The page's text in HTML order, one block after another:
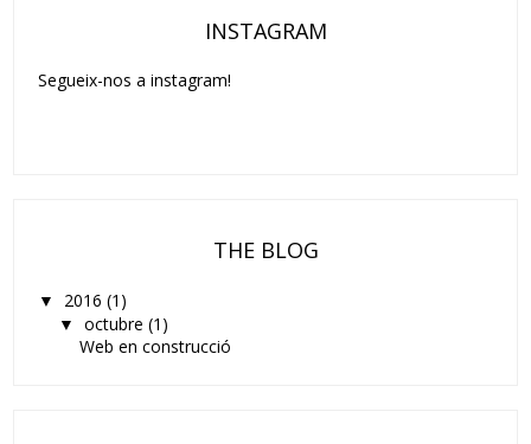
INSTAGRAM
Segueix-nos a instagram!
THE BLOG
▼ 2016(1)
▼ octubre (1)
Web en construcció